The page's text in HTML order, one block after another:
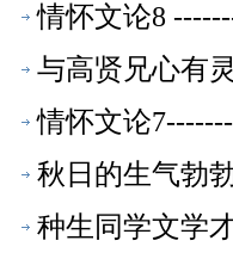
情怀文论8
与高贤兄心有
情怀文论
秋日的生气勃
种生同学文学